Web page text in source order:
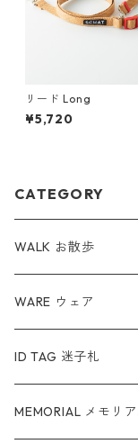
リード Long
¥5,720
CATEGORY
WALK お散歩
ハーネス
リード
カラー
WARE ウェア
服
スヌード
ID TAG 迷子札
MEMORIAL メモリ